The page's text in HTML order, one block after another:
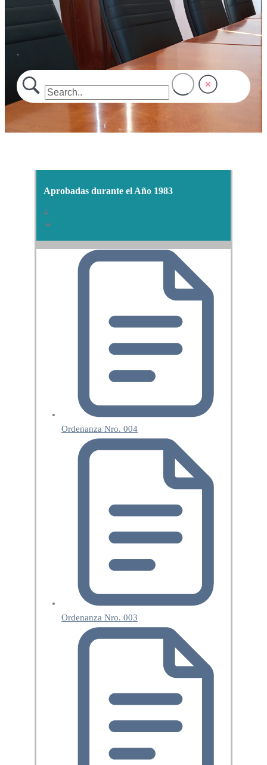
.
Aprobadas durante el Año 1983
4
Ordenanza Nro. 004
Ordenanza Nro. 003